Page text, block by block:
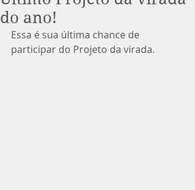
do ano!
Essa é sua última chance de
participar do Projeto da virada.